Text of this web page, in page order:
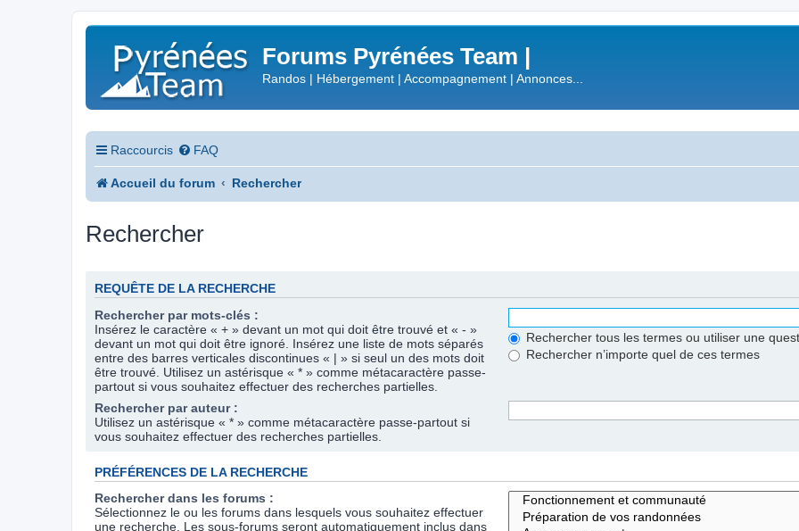
Forums Pyrénées Team |
Randos | Hébergement | Accompagnement | Annonces...
Raccourcis FAQ
Accueil du forum Rechercher
Rechercher
REQUÊTE DE LA RECHERCHE
Rechercher par mots-clés :
Insérez le caractère « + » devant un mot qui doit être trouvé et « - »
devant un mot qui doit être ignoré. Insérez une liste de mots séparés
entre des barres verticales discontinues « | » si seul un des mots doit
être trouvé. Utilisez un astérisque « * » comme métacaractère passe-
partout si vous souhaitez effectuer des recherches partielles.
Rechercher tous les termes ou utiliser une
Rechercher n’importe quel de ces termes
Rechercher par auteur :
Utilisez un astérisque « * » comme métacaractère passe-partout si
vous souhaitez effectuer des recherches partielles.
PRÉFÉRENCES DE LA RECHERCHE
Rechercher dans les forums :
Sélectionnez le ou les forums dans lesquels vous souhaitez effectuer
une recherche. Les sous-forums seront automatiquement inclus dans